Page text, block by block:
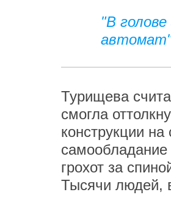
"В
Турищева
смогла
конструкции
грохот за
Тысячи людей,